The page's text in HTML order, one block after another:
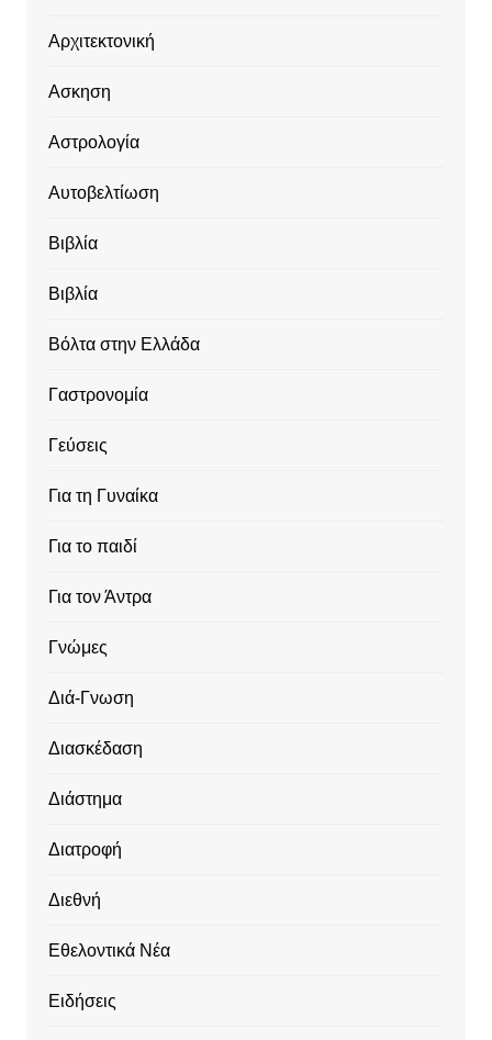
Αρχιτεκτονική
Ασκηση
Αστρολογία
Αυτοβελτίωση
Βιβλία
Βιβλία
Βόλτα στην Ελλάδα
Γαστρονομία
Γεύσεις
Για τη Γυναίκα
Για το παιδί
Για τον Άντρα
Γνώμες
Διά-Γνωση
Διασκέδαση
Διάστημα
Διατροφή
Διεθνή
Εθελοντικά Νέα
Ειδήσεις